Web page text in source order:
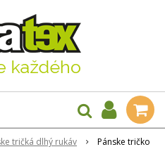
tričká dlhý rukáv
Pánske tričko